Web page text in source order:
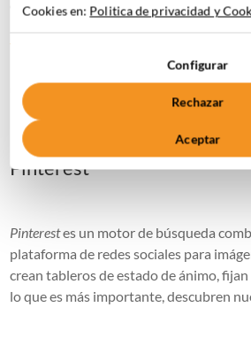
cuando se asoció con Shopify para
TikTok para empresas
perfil de su marca, mostrando una
usuarios naveguen sin la fricción de
Pinterest
Pinterestes un motor de búsqueda
plataforma de redes sociales para
crean tableros de estado de ánimo, fijan
lo que es más importante, descubren
Cookies en: Politica de privacidad y
Configurar
Rechazar
Aceptar